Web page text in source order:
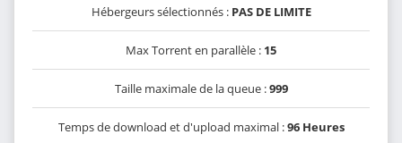
Hébergeurs sélectionnés : PAS DE LIMITE
Max Torrent en parallèle : 15
Taille maximale de la queue :999
Temps de download et d'upload maximal :96 Heures